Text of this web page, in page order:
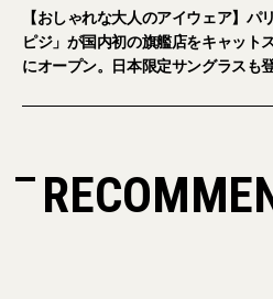
【おしゃれな大人のアイウェア】パ
ピジ」が国内初の旗艦店をキャット
にオープン。日本限定サングラスも